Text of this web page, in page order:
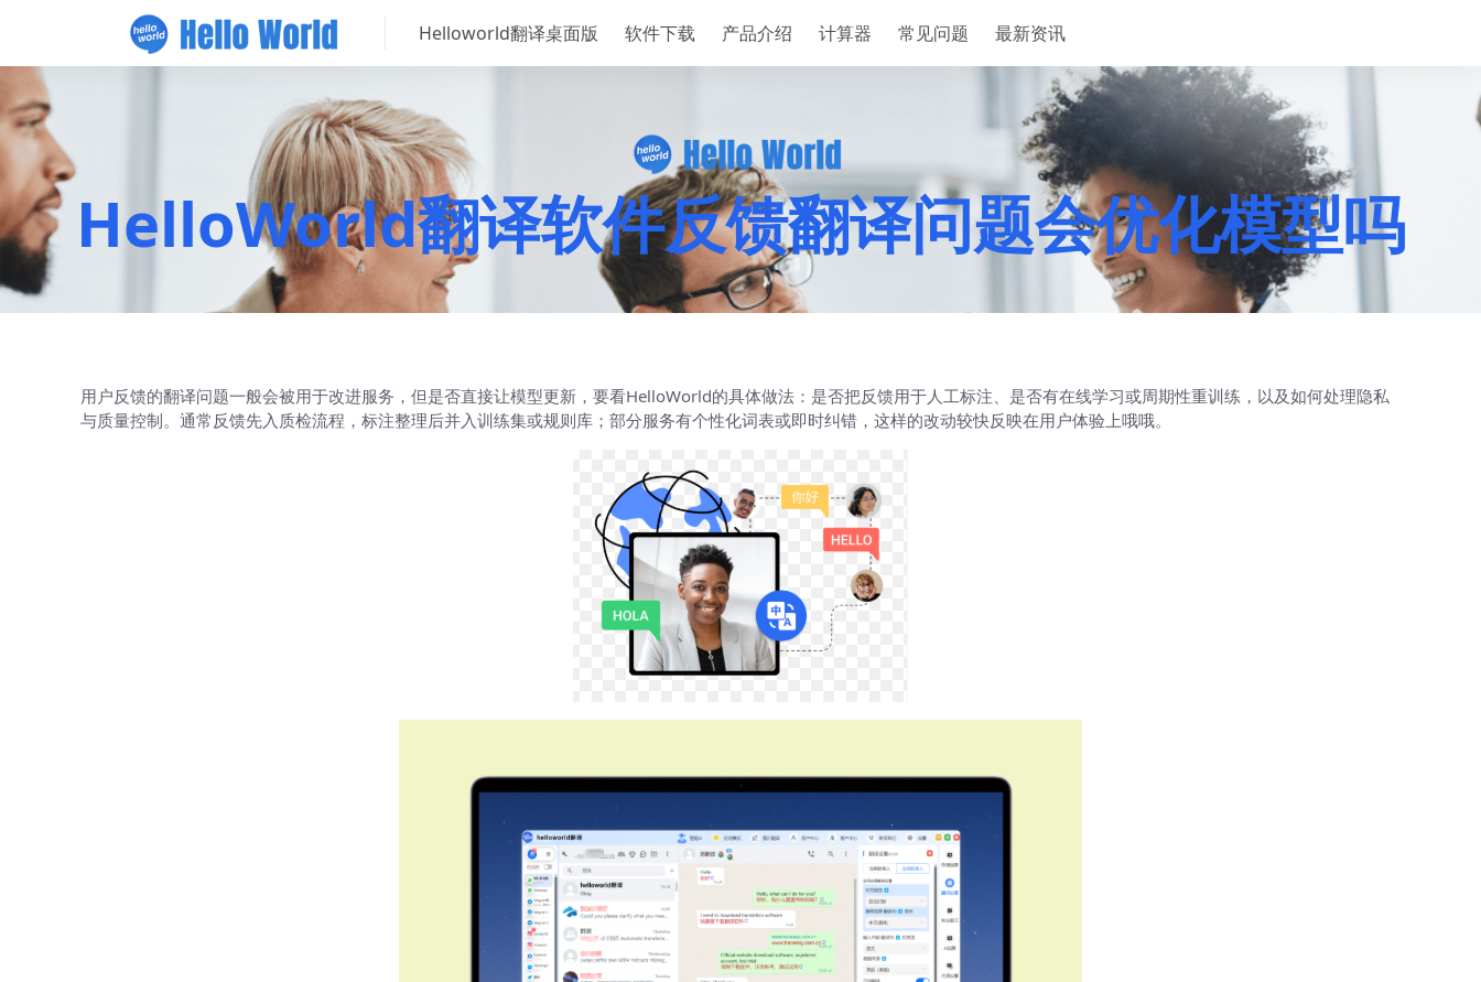
Helloworld翻译桌面版 软件下载 产品介绍 计算器 常见问题 最新资讯
HelloWorld翻译软件反馈翻译问题会优化模型吗
用户反馈的翻译问题一般会被用于改进服务，但是否直接让模型更新，要看HelloWorld的具体做法：是否把反馈用于人工标注、是否有在线学习或周期性重训练，以及如何处理隐私
与质量控制。通常反馈先入质检流程，标注整理后并入训练集或规则库；部分服务有个性化词表或即时纠错，这样的改动较快反映在用户体验上哦哦。